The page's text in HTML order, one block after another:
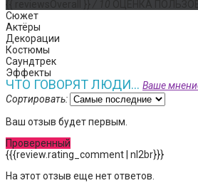
Сюжет
Актёры
Декорации
Костюмы
Саундтрек
Эффекты
ЧТО ГОВОРЯТ ЛЮДИ... Ваше
Сортировать:
Ваш отзыв будет первым.
Проверенный
{{{review.rating_comment | nl2br}}}
На этот отзыв еще нет ответов.